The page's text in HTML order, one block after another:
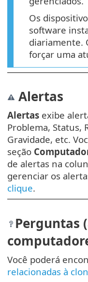
Os
software
diariamente.
forçar uma
Alertas
Alertas exibe
Problema, Status,
Gravidade, etc.
seção
de alertas na
gerenciar os
clique.
Perguntas
Você poderá
relacionadas à